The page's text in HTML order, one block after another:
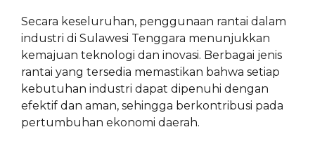
Secara keseluruhan, penggunaan rantai dalam
industri di Sulawesi Tenggara menunjukkan
kemajuan teknologi dan inovasi. Berbagai jenis
rantai yang tersedia memastikan bahwa setiap
kebutuhan industri dapat dipenuhi dengan
efektif dan aman, sehingga berkontribusi pada
pertumbuhan ekonomi daerah.